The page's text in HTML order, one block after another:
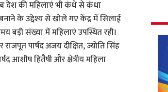
देश की महिलाएं भी कंधे से कंधा
के उद्देश्य से खोले गए केंद्र में सिलाई
संख्या में महिलाएं उपस्थित रही।
पार्षद अजय दीक्षित, ज्योति सिंह
आशीष हितैषी और क्षेत्रीय महिला